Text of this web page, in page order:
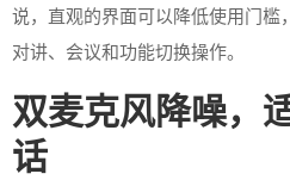
说，直观的界面可以降低使用门槛
对讲、会议和功能切换操作。
双麦克风降噪，
话